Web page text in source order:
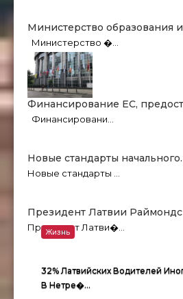
Министерство образования
Министерство �…
Финансирование ЕC,
Финансировани…
Новые стандарты
Новые стандарты …
Президент Латвии
Президент Латви�…
32% Латвийских Водителей
В Нетре�…
Жизнь